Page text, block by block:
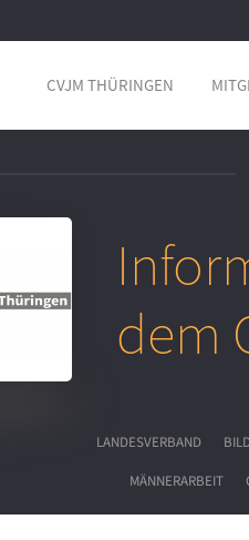
CVJM THÜRINGEN
dem
LANDESVERBAND
MÄNNERARBEIT